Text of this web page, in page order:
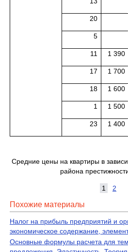
20
5
11 1 390
17 1 700
18 1 600
1 1 500
23 1 400
Средние цены на квартиры в
района
1 2
Похожие материалы
Налог на прибыль предприятий и
экономическое содержание,
Основные формулы расчета для